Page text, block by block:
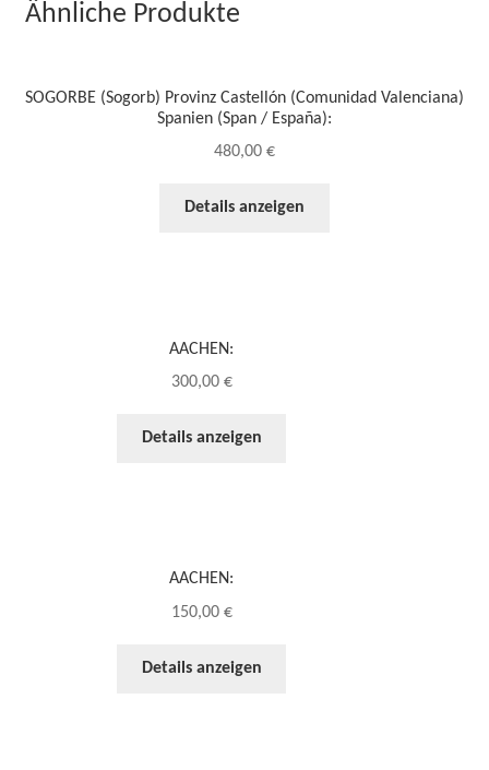
Ähnliche Produkte
SOGORBE (Sogorb) Provinz Castellón (Comunidad Valenciana)
Spanien (Span / España):
480,00 €
Details anzeigen
AACHEN:
300,00 €
Details anzeigen
AACHEN:
150,00 €
Details anzeigen